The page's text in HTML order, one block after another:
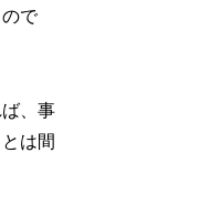
で
、事
は間